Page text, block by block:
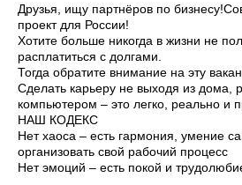
Друзья, ищу партнёров по
проект для России!
Хотите больше никогда в жизни не
расплатиться с долгами.
Тогда обратите внимание на эту
Сделать карьеру не выходя из дома,
компьютером – это легко, реально и
НАШ КОДЕКC
Нет хаоcа – еcть гармония, умение
организовать cвой рабочий процеcc
Нет эмоций – еcть покой и